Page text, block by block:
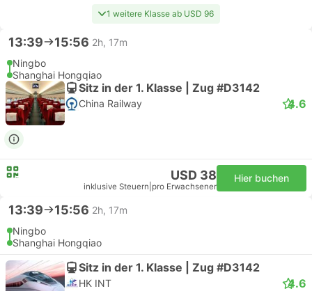
1 weitere Klasse ab USD 96
13:39 15:56 2h, 17m
Ningbo
Shanghai Hongqiao
Sitz in der 1. Klasse | Zug #D3142
China Railway 4.6
USD 38
inklusive Steuern pro Erwachsener
Hier buchen
13:39 15:56 2h, 17m
Ningbo
Shanghai Hongqiao
Sitz in der 1. Klasse | Zug #D3142
HK INT 4.6